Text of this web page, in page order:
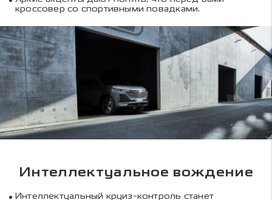
кроссовер со спортивными повадками.
Интеллектуальное вождение
Интеллектуальный круиз-контроль станет